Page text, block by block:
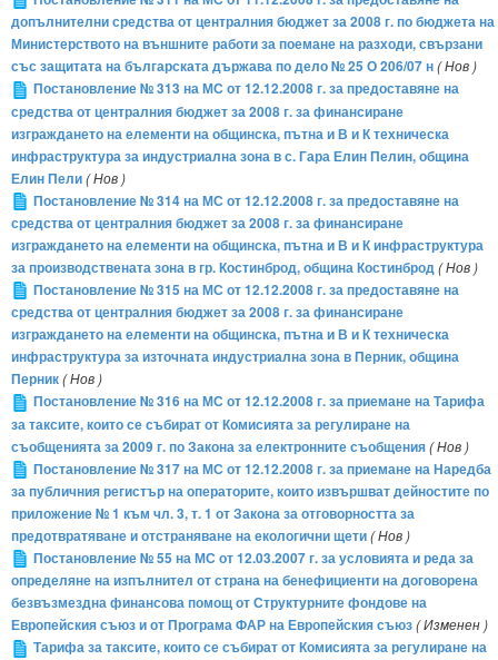
допълнителни средства от централния бюджет за 2008 г. по бюджета на
Министерството на външните работи за поемане на разходи, свързани
със защитата на българската държава по дело № 25 О 206/07 н( Нов )
Постановление № 313 на МС от 12.12.2008 г. за предоставяне на
средства от централния бюджет за 2008 г. за финансиране
изграждането на елементи на общинска, пътна и В и К техническа
инфраструктура за индустриална зона в с. Гара Елин Пелин, община
Елин Пели( Нов )
Постановление № 314 на МС от 12.12.2008 г. за предоставяне на
средства от централния бюджет за 2008 г. за финансиране
изграждането на елементи на общинска, пътна и В и К инфраструктура
за производствената зона в гр. Костинброд, община Костинброд( Нов )
Постановление № 315 на МС от 12.12.2008 г. за предоставяне на
средства от централния бюджет за 2008 г. за финансиране
изграждането на елементи на общинска, пътна и В и К техническа
инфраструктура за източната индустриална зона в Перник, община
Перник( Нов )
Постановление № 316 на МС от 12.12.2008 г. за приемане на Тарифа
за таксите, които се събират от Комисията за регулиране на
съобщенията за 2009 г. по Закона за електронните съобщения( Нов )
Постановление № 317 на МС от 12.12.2008 г. за приемане на Наредба
за публичния регистър на операторите, които извършват дейностите по
приложение № 1 към чл. 3, т. 1 от Закона за отговорността за
предотвратяване и отстраняване на екологични щети( Нов )
Постановление № 55 на МС от 12.03.2007 г. за условията и реда за
определяне на изпълнител от страна на бенефициенти на договорена
безвъзмездна финансова помощ от Структурните фондове на
Европейския съюз и от Програма ФАР на Европейския съюз( Изменен )
Тарифа за таксите, които се събират от Комисията за регулиране на